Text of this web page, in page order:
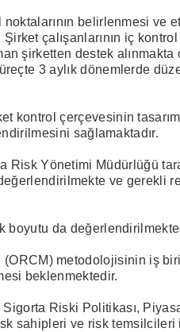
noktalarının belirlenmesi ve
çalışanlarının iç
şirketten destek alınmakta
3 aylık dönemlerde
kontrol çerçevesinin
sağlamaktadır.
Risk Yönetimi Müdürlüğü
ve gerekli
boyutu da
metodolojisinin iş
beklenmektedir.
Riski Politikası,
sahipleri ve risk temsilcileri